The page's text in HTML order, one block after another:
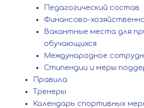
Педагогический состав
Финансово-
Вакантные места для
обучающихся
Международное
Стипендии и меры
Правила
Тренеры
Календарь спортивных